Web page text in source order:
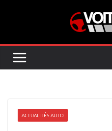
ACTUALITÉS AUTO